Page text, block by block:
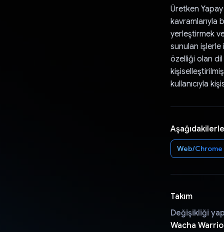
Üretken
kavramlarıyla
yerleştirmek
sunulan işlerle
özelliği olan
kullanıcıyla
Web/Chrome
Takım
Değişikliği
Wacha